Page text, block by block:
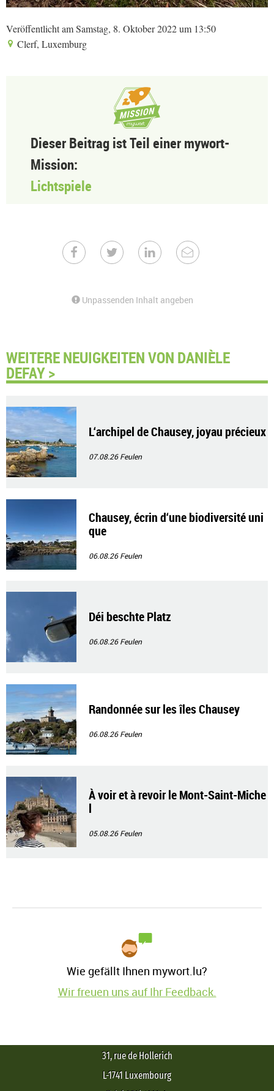
Veröffentlicht am Samstag, 8. Oktober 2022 um 13:50
Clerf, Luxemburg
Dieser Beitrag ist Teil einer mywort-
Mission:
Lichtspiele
Unpassenden Inhalt angeben
WEITERE NEUIGKEITEN VON DANIÈLE
DEFAY >
L‘archipel de Chausey, joyau précieux
07.08.26Feulen
Chausey, écrin d‘une biodiversité uni
que
06.08.26Feulen
Déi beschte Platz
06.08.26Feulen
Randonnée sur les îles Chausey
06.08.26Feulen
À voir et à revoir le Mont-Saint-Miche
l
05.08.26Feulen
Wie gefällt Ihnen mywort.lu?
Wir freuen uns auf Ihr Feedback.
31, rue de Hollerich
L-1741 Luxembourg